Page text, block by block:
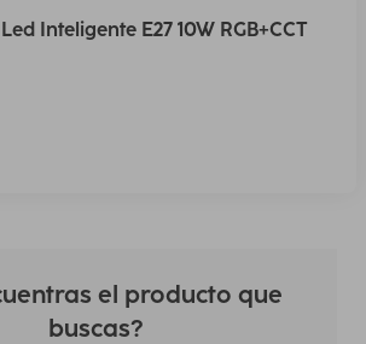
Inteligente E27 10W RGB+CCT
el producto que
buscas?